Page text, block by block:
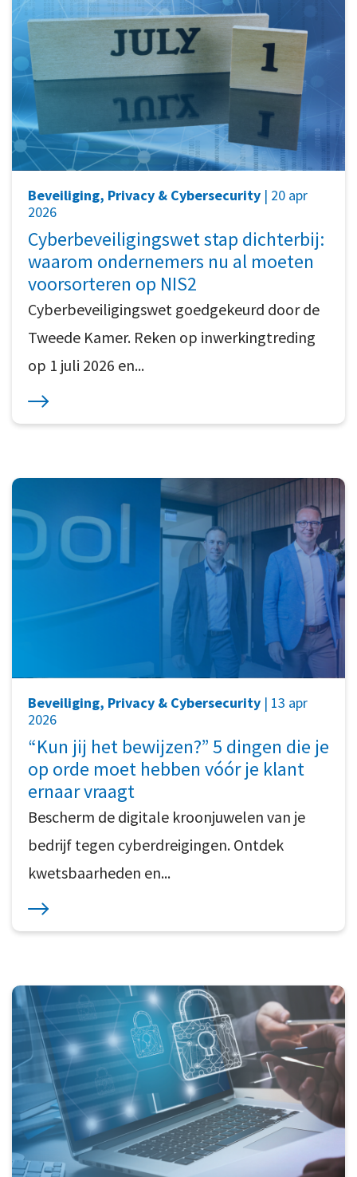
Beveiliging, Privacy & Cybersecurity | 20 apr
2026
Cyberbeveiligingswet stap dichterbij:
waarom ondernemers nu al moeten
voorsorteren op NIS2
Cyberbeveiligingswet goedgekeurd door de
Tweede Kamer. Reken op inwerkingtreding
op 1 juli 2026 en...
Beveiliging, Privacy & Cybersecurity | 13 apr
2026
“Kun jij het bewijzen?” 5 dingen die je
op orde moet hebben vóór je klant
ernaar vraagt
Bescherm de digitale kroonjuwelen van je
bedrijf tegen cyberdreigingen. Ontdek
kwetsbaarheden en...